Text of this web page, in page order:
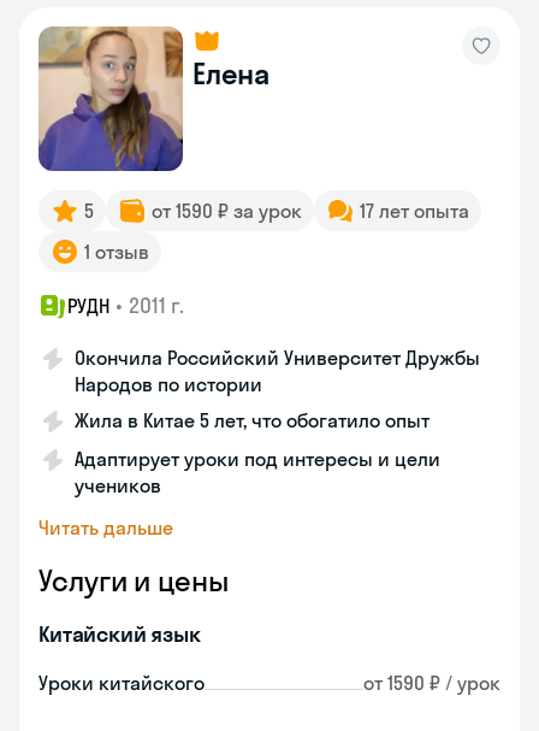
Елена
5 от 1590 ₽ за урок
17 лет опыта
1 отзыв
РУДН • 2011 г.
Окончила Российский Университет Дружбы
Народов по истории
Жила в Китае 5 лет, что обогатило опыт
Адаптирует уроки под интересы и цели
учеников
Читать дальше
Услуги и цены
Китайский язык
Уроки китайского от 1590 ₽ / урок